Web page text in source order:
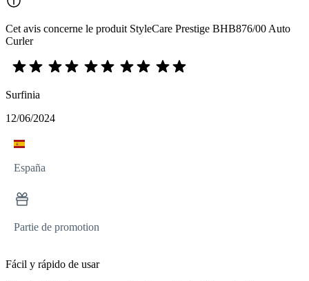
Cet avis concerne le produit StyleCare Prestige BHB876/00 Auto
Curler
Surfinia
12/06/2024
España
Partie de promotion
Fácil y rápido de usar